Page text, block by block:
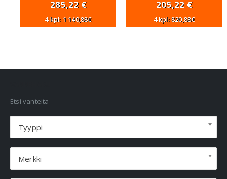
285,22 €
4 kpl: 1 140,88€
205,22 €
4 kpl: 820,88€
Etsi vanteita
Tyyppi
Merkki